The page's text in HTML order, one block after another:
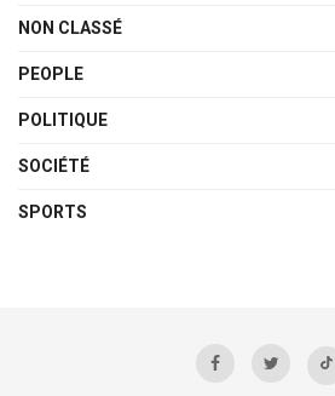
NON CLASSÉ
PEOPLE
POLITIQUE
SOCIÉTÉ
SPORTS